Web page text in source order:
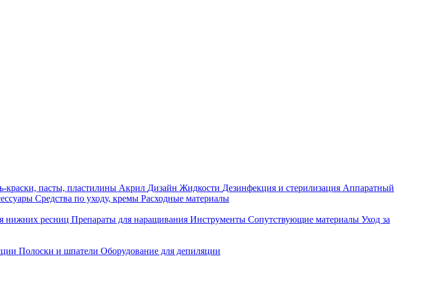
краски, пасты, пластилины Акрил Дизайн Жидкости Дезинфекция и стерилизация Аппаратный
Средства по уходу, кремы Расходные материалы
нижних ресниц Препараты для наращивания Инструменты Сопутствующие материалы Уход за
Полоски и шпатели Оборудование для депиляции